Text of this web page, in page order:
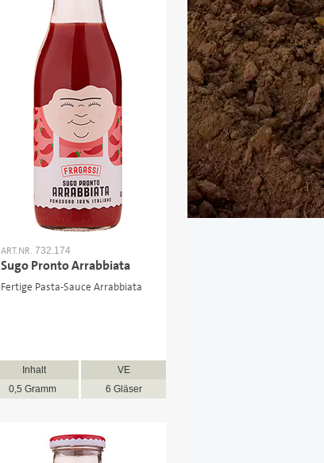
ART.NR. 732.174
Sugo Pronto Arrabbiata
Fertige Pasta-Sauce Arrabbiata
Inhalt
VE
0,5 Gramm
6 Gläser